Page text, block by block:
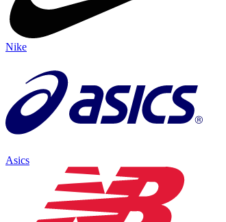
Nike
Asics